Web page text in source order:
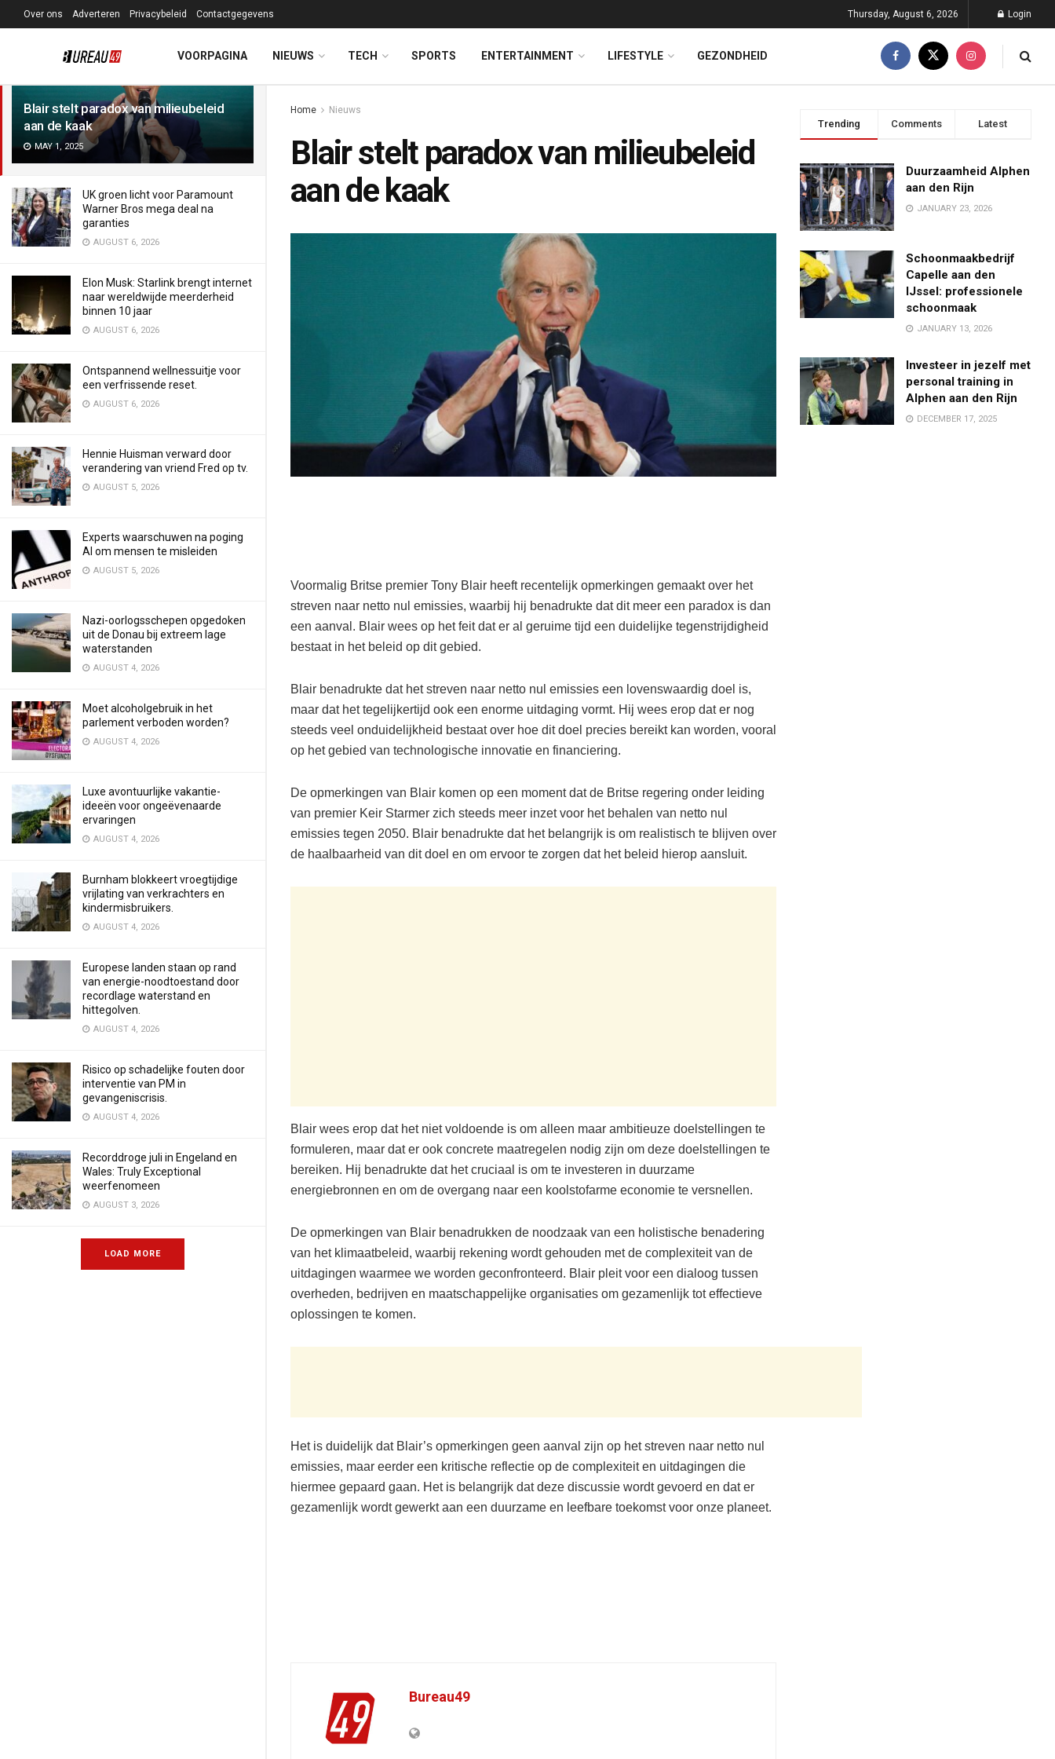
LATEST TRENDING Filter
Blair stelt paradox van milieubeleid
aan de kaak
MAY 1, 2025
UK groen licht voor Paramount
Warner Bros mega deal na
garanties
AUGUST 6, 2026
Elon Musk: Starlink brengt internet
naar wereldwijde meerderheid
binnen 10 jaar
AUGUST 6, 2026
Ontspannend wellnessuitje voor
een verfrissende reset.
AUGUST 6, 2026
Hennie Huisman verward door
verandering van vriend Fred op tv.
AUGUST 5, 2026
Experts waarschuwen na poging
AI om mensen te misleiden
AUGUST 5, 2026
Nazi-oorlogsschepen opgedoken
uit de Donau bij extreem lage
waterstanden
AUGUST 4, 2026
Moet alcoholgebruik in het
parlement verboden worden?
AUGUST 4, 2026
Luxe avontuurlijke vakantie-
ideeën voor ongeëvenaarde
ervaringen
AUGUST 4, 2026
Burnham blokkeert vroegtijdige
vrijlating van verkrachters en
kindermisbruikers.
AUGUST 4, 2026
Europese landen staan op rand
van energie-noodtoestand door
recordlage waterstand en
hittegolven.
AUGUST 4, 2026
Risico op schadelijke fouten door
interventie van PM in
gevangeniscrisis.
AUGUST 4, 2026
Recorddroge juli in Engeland en
Wales: Truly Exceptional
weerfenomeen
AUGUST 3, 2026
LOAD MORE
Over ons Adverteren Privacybeleid Contactgegevens Thursday, August 6, 2026 Login
VOORPAGINA NIEUWS TECH SPORTS ENTERTAINMENT LIFESTYLE GEZONDHEID
Home Nieuws
Blair stelt paradox van milieubeleid
aan de kaak
Voormalig Britse premier Tony Blair heeft recentelijk opmerkingen gemaakt over het
streven naar netto nul emissies, waarbij hij benadrukte dat dit meer een paradox is dan
een aanval. Blair wees op het feit dat er al geruime tijd een duidelijke tegenstrijdigheid
bestaat in het beleid op dit gebied.
Blair benadrukte dat het streven naar netto nul emissies een lovenswaardig doel is,
maar dat het tegelijkertijd ook een enorme uitdaging vormt. Hij wees erop dat er nog
steeds veel onduidelijkheid bestaat over hoe dit doel precies bereikt kan worden, vooral
op het gebied van technologische innovatie en financiering.
De opmerkingen van Blair komen op een moment dat de Britse regering onder leiding
van premier Keir Starmer zich steeds meer inzet voor het behalen van netto nul
emissies tegen 2050. Blair benadrukte dat het belangrijk is om realistisch te blijven over
de haalbaarheid van dit doel en om ervoor te zorgen dat het beleid hierop aansluit.
Blair wees erop dat het niet voldoende is om alleen maar ambitieuze doelstellingen te
formuleren, maar dat er ook concrete maatregelen nodig zijn om deze doelstellingen te
bereiken. Hij benadrukte dat het cruciaal is om te investeren in duurzame
energiebronnen en om de overgang naar een koolstofarme economie te versnellen.
De opmerkingen van Blair benadrukken de noodzaak van een holistische benadering
van het klimaatbeleid, waarbij rekening wordt gehouden met de complexiteit van de
uitdagingen waarmee we worden geconfronteerd. Blair pleit voor een dialoog tussen
overheden, bedrijven en maatschappelijke organisaties om gezamenlijk tot effectieve
oplossingen te komen.
Het is duidelijk dat Blair’s opmerkingen geen aanval zijn op het streven naar netto nul
emissies, maar eerder een kritische reflectie op de complexiteit en uitdagingen die
hiermee gepaard gaan. Het is belangrijk dat deze discussie wordt gevoerd en dat er
gezamenlijk wordt gewerkt aan een duurzame en leefbare toekomst voor onze planeet.
Bureau49
Trending Comments Latest
Duurzaamheid Alphen
aan den Rijn
JANUARY 23, 2026
Schoonmaakbedrijf
Capelle aan den
IJssel: professionele
schoonmaak
JANUARY 13, 2026
Investeer in jezelf met
personal training in
Alphen aan den Rijn
DECEMBER 17, 2025